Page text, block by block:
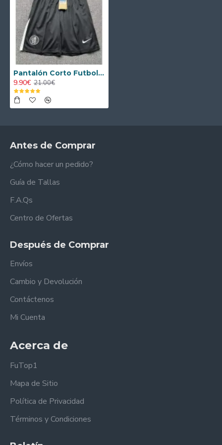
Pantalón Corto Futbol Chelsea Tercera Equipación 2025/2026
9.90€ 21.00€
Antes de Comprar
¿Cómo hacer un pedido?
Guía de Tallas
F.A.Qs
Centro de Ofertas
Después de Comprar
Envíos
Cambio y Devolución
Contáctenos
Mi Cuenta
Acerca de
FuTop1
Mapa de Sitio
Política de Privacidad
Términos y Condiciones